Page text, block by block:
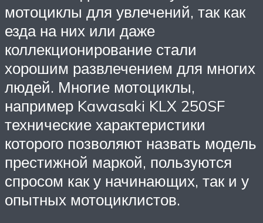
мотоциклы для увлечений, так как
езда на них или даже
коллекционирование стали
хорошим развлечением для многих
людей. Многие мотоциклы,
например Kawasaki KLX 250SF
технические характеристики
которого позволяют назвать модель
престижной маркой, пользуются
спросом как у начинающих, так и у
опытных мотоциклистов.